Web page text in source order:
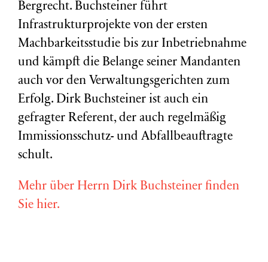
Bergrecht. Buchsteiner führt
Infrastrukturprojekte von der ersten
Machbarkeitsstudie bis zur Inbetriebnahme
und kämpft die Belange seiner Mandanten
auch vor den Verwaltungsgerichten zum
Erfolg. Dirk Buchsteiner ist auch ein
gefragter Referent, der auch regelmäßig
Immissionsschutz- und Abfallbeauftragte
schult.
Mehr über Herrn Dirk Buchsteiner finden
Sie hier.